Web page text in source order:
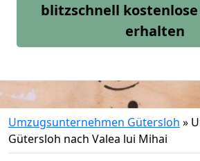
blitzschnell
erhalten
Umzugsunternehmen Gütersloh »
Gütersloh nach Valea lui Mihai